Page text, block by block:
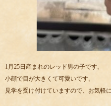
1月25日産まれのレッド男の子です。
小顔で目が大きくて可愛いです。
見学を受け付けていますので、お気軽